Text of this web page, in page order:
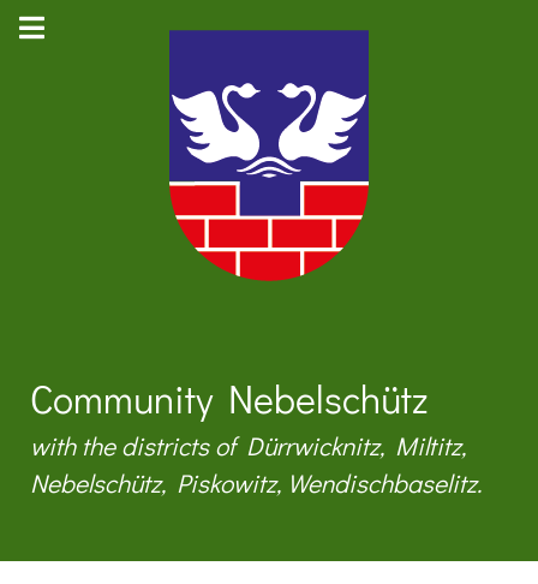
Community Nebelschütz
with the districts of Dürrwicknitz, Miltitz,
Nebelschütz, Piskowitz, Wendischbaselitz.